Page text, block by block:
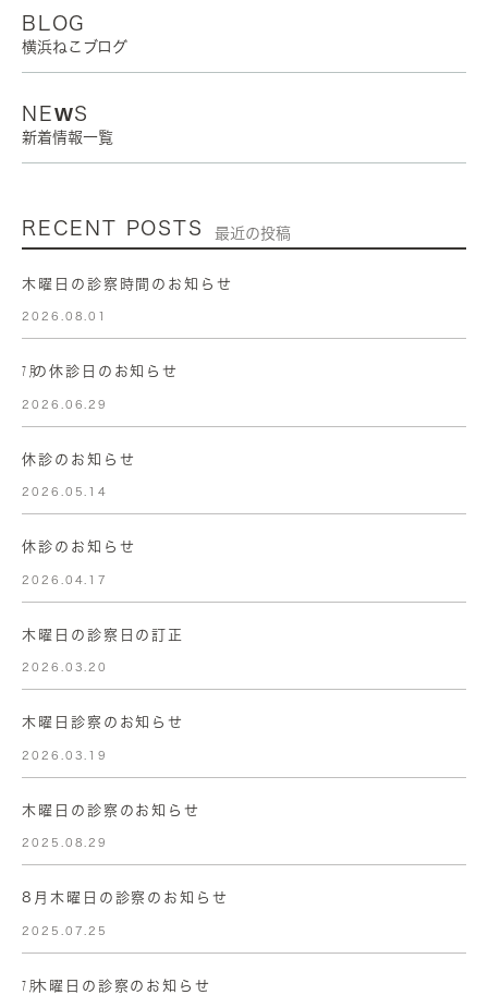
BLOG
横浜ねこブログ
NEWS
新着情報一覧
RECENT POSTS 最近の投稿
木曜日の診察時間のお知らせ
2026.08.01
㋆の休診日のお知らせ
2026.06.29
休診のお知らせ
2026.05.14
休診のお知らせ
2026.04.17
木曜日の診察日の訂正
2026.03.20
木曜日診察のお知らせ
2026.03.19
木曜日の診察のお知らせ
2025.08.29
8月木曜日の診察のお知らせ
2025.07.25
㋆木曜日の診察のお知らせ